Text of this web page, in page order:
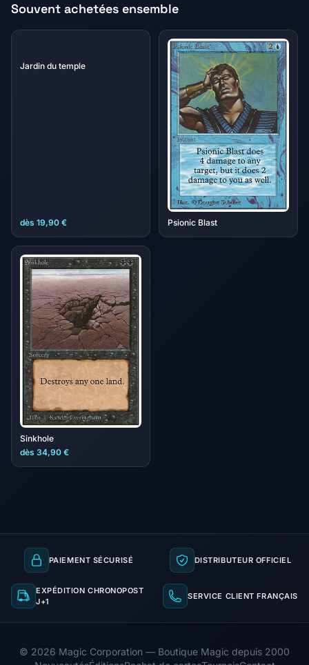
Souvent achetées ensemble
Jardin du temple
dès 19,90 € Psionic Blast
Sinkhole
dès 34,90 €
PAIEMENT SÉCURISÉ DISTRIBUTEUR OFFICIEL
EXPÉDITION CHRONOPOST
J+1
SERVICE CLIENT FRANÇAIS
© 2026 Magic Corporation — Boutique Magic depuis 2000